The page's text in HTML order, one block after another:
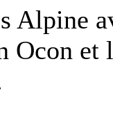
Alpine
Ocon et